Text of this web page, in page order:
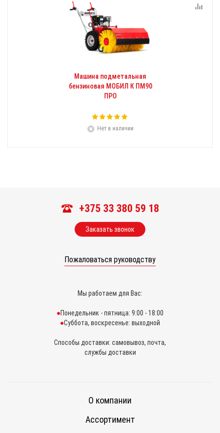
Машина подметальная
бензиновая МОБИЛ К ПМ90
ПРО
Нет в наличии
+375 33 380 59 18
Заказать звонок
Пожаловаться руководству
Мы работаем для Вас:
Понедельник - пятница: 9:00 - 18:00
Суббота, воскресенье: выходной
Способы доставки: самовывоз, почта,
службы доставки
О компании
Ассортимент